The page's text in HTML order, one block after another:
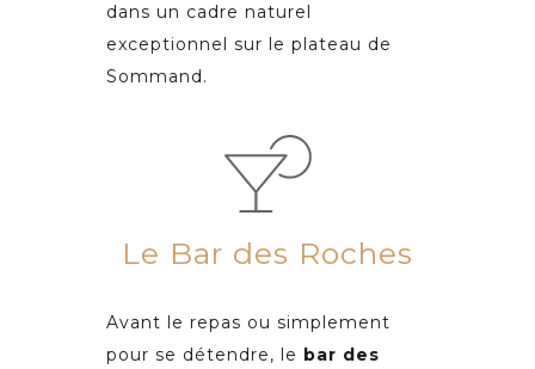
dans un cadre naturel
exceptionnel sur le plateau de
Sommand.
Le Bar des Roches
Avant le repas ou simplement
pour se détendre, le bar des